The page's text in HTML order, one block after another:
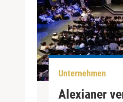
Unternehmen
Alexianer